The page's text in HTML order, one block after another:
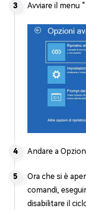
Avviare il menu
Andare a
Ora che si è
comandi,
disabilitare il